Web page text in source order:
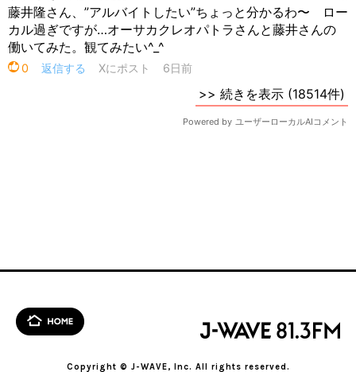
Copyright © J-WAVE, Inc. All rights reserved.